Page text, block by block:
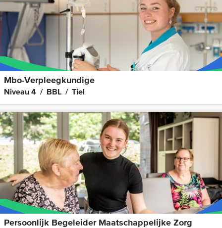
Mbo-Verpleegkundige
Niveau 4 BBL Tiel
Persoonlijk Begeleider Maatschappelijke Zorg